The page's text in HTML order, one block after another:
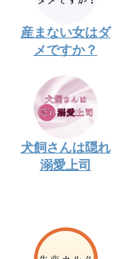
産まない女はダ
メですか？
犬飼さんは隠れ
溺愛上司